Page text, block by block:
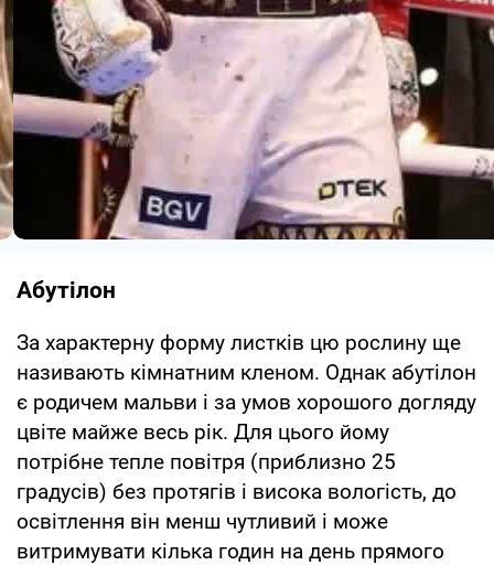
Абутілон
За характерну форму листків цю рослину ще
називають кімнатним кленом. Однак абутілон
є родичем мальви і за умов хорошого догляду
цвіте майже весь рік. Для цього йому
потрібне тепле повітря (приблизно 25
градусів) без протягів і висока вологість, до
освітлення він менш чутливий і може
витримувати кілька годин на день прямого